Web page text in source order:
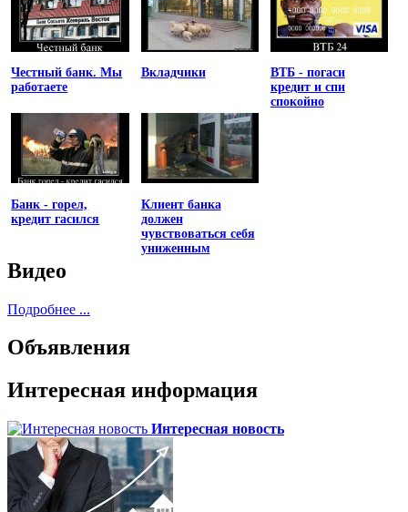
Честный банк. Мы
работаете
Вкладчики
ВТБ - погаси
кредит и спи
спокойно
Банк - горел,
кредит гасился
Клиент банка
должен
чувствоваться себя
униженным
Видео
Подробнее ...
Объявления
Интересная информация
Интересная новость